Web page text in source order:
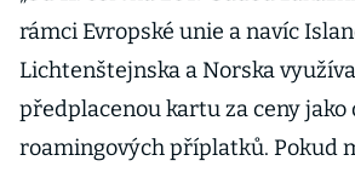
rámci Evropské unie a navíc
Lichtenštejnska a Norska
předplacenou kartu za ceny jako
roamingových příplatků. Pokud